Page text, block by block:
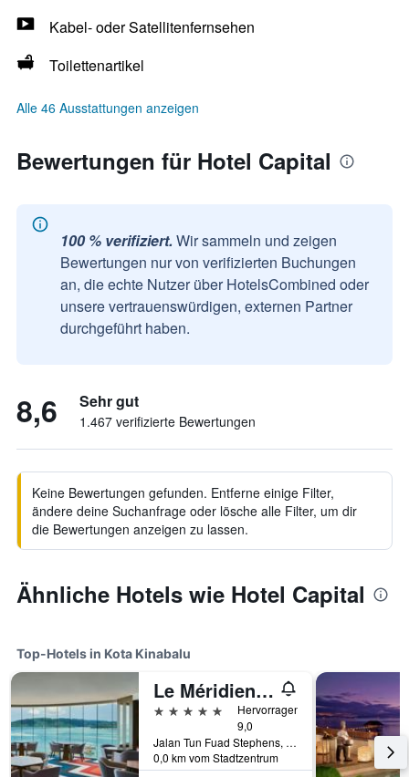
Kabel- oder Satellitenfernsehen
Toilettenartikel
Alle 46 Ausstattungen anzeigen
Bewertungen für Hotel Capital
100 % verifiziert. Wir sammeln und zeigen
Bewertungen nur von verifizierten Buchungen
an, die echte Nutzer über HotelsCombined oder
unsere vertrauenswürdigen, externen Partner
durchgeführt haben.
8,6 Sehr gut
1.467 verifizierte Bewertungen
Keine Bewertungen gefunden. Entferne einige Filter,
ändere deine Suchanfrage oder lösche alle Filter, um dir
die Bewertungen anzeigen zu lassen.
Ähnliche Hotels wie Hotel Capital
Top-Hotels in Kota Kinabalu
Le Méridien Kota Kinabalu
5 Sterne
Hervorragend
9,0
Jalan Tun Fuad Stephens, Kota Kinabalu, Malaysia
0,0 km vom Stadtzentrum